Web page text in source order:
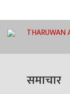
THARUWAN
समाचार